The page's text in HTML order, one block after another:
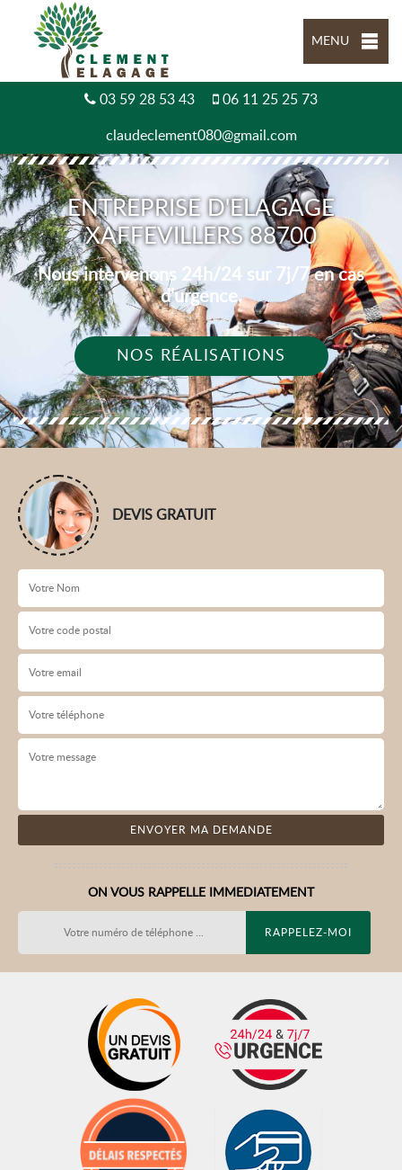
MENU
03 59 28 53 43 06 11 25 25 73
claudeclement080@gmail.com
ENTREPRISE D'ELAGAGE
XAFFEVILLERS 88700
Nous intervenons 24h/24 sur 7j/7 en cas
d'urgence.
NOS RÉALISATIONS
DEVIS GRATUIT
ON VOUS RAPPELLE IMMEDIATEMENT